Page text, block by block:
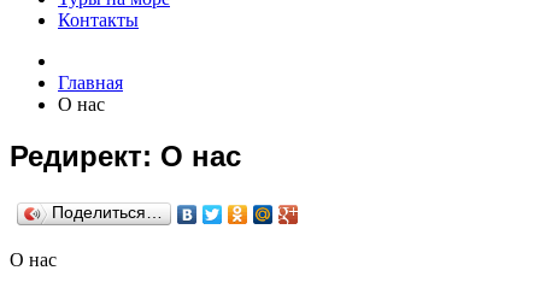
Контакты
Главная
О нас
Редирект: О нас
Поделиться…
О нас